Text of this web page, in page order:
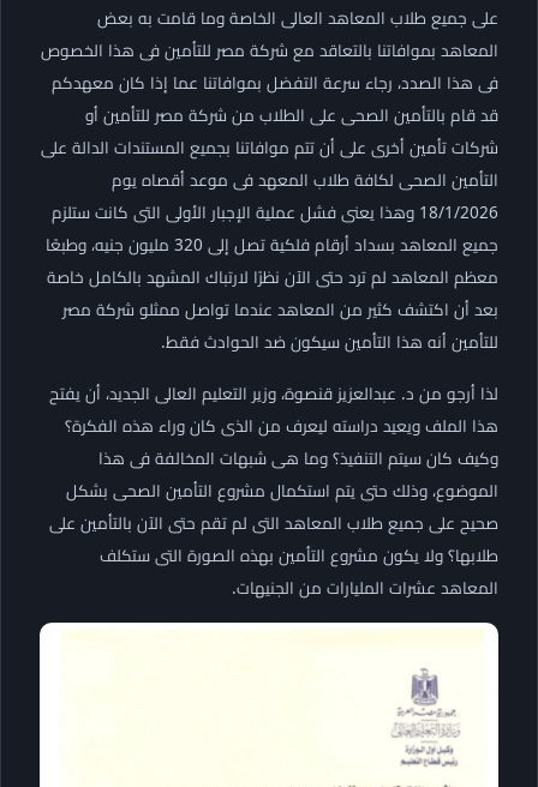
على جميع طلاب المعاهد العالى الخاصة وما قامت به بعض
المعاهد بموافاتنا بالتعاقد مع شركة مصر للتأمين فى هذا الخصوص
فى هذا الصدد، رجاء سرعة التفضل بموافاتنا عما إذا كان معهدكم
قد قام بالتأمين الصحى على الطلاب من شركة مصر للتأمين أو
شركات تأمين أخرى على أن تتم موافاتنا بجميع المستندات الدالة على
التأمين الصحى لكافة طلاب المعهد فى موعد أقصاه يوم
18/1/2026 وهذا يعنى فشل عملية الإجبار الأولى التى كانت ستلزم
جميع المعاهد بسداد أرقام فلكية تصل إلى 320 مليون جنيه، وطبعًا
معظم المعاهد لم ترد حتى الآن نظرًا لارتباك المشهد بالكامل خاصة
بعد أن اكتشف كثير من المعاهد عندما تواصل ممثلو شركة مصر
للتأمين أنه هذا التأمين سيكون ضد الحوادث فقط.
لذا أرجو من د. عبدالعزيز قنصوة، وزير التعليم العالى الجديد، أن يفتح
هذا الملف ويعيد دراسته ليعرف من الذى كان وراء هذه الفكرة؟
وكيف كان سيتم التنفيذ؟ وما هى شبهات المخالفة فى هذا
الموضوع، وذلك حتى يتم استكمال مشروع التأمين الصحى بشكل
صحيح على جميع طلاب المعاهد التى لم تقم حتى الآن بالتأمين على
طلابها؟ ولا يكون مشروع التأمين بهذه الصورة التى ستكلف
المعاهد عشرات المليارات من الجنيهات.